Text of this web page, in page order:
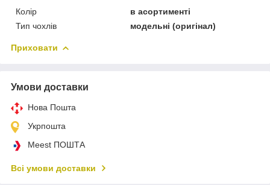
Колір
в асортименті
Тип чохлів
модельні (оригінал)
Приховати
Умови доставки
Нова Пошта
Укрпошта
Meest ПОШТА
Всі умови доставки